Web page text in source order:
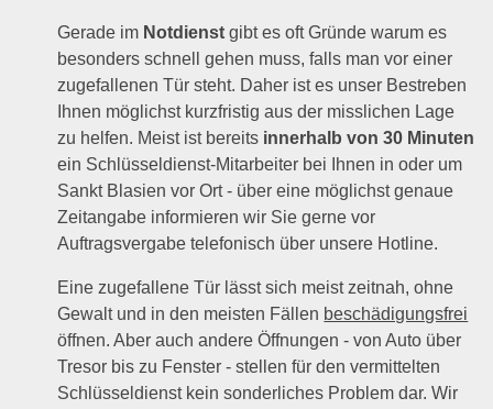
Gerade im Notdienst gibt es oft Gründe warum es
besonders schnell gehen muss, falls man vor einer
zugefallenen Tür steht. Daher ist es unser Bestreben
Ihnen möglichst kurzfristig aus der misslichen Lage
zu helfen. Meist ist bereits innerhalb von 30 Minuten
ein Schlüsseldienst-Mitarbeiter bei Ihnen in oder um
Sankt Blasien vor Ort - über eine möglichst genaue
Zeitangabe informieren wir Sie gerne vor
Auftragsvergabe telefonisch über unsere Hotline.
Eine zugefallene Tür lässt sich meist zeitnah, ohne
Gewalt und in den meisten Fällen beschädigungsfrei
öffnen. Aber auch andere Öffnungen - von Auto über
Tresor bis zu Fenster - stellen für den vermittelten
Schlüsseldienst kein sonderliches Problem dar. Wir